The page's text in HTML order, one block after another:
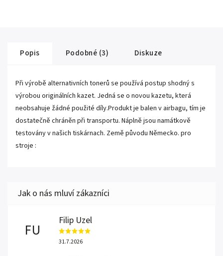
Popis Podobné (3) Diskuze
Při výrobě alternativních tonerů se používá postup shodný s
výrobou originálních kazet. Jedná se o novou kazetu, která
neobsahuje žádné použité díly.Produkt je balen v airbagu, tím je
dostatečně chráněn při transportu. Náplně jsou namátkově
testovány v našich tiskárnach. Země původu Německo. pro
stroje :
FU
Filip Uzel
31.7.2026